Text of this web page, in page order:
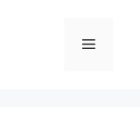
Meny